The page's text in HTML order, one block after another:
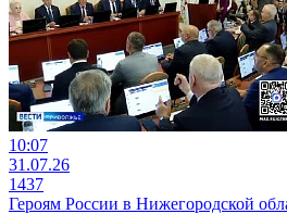
10:07
31.07.26
1437
Героям России в Нижегородской